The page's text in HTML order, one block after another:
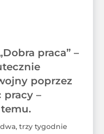
praca” –
poprzez
–
trzy tygodnie